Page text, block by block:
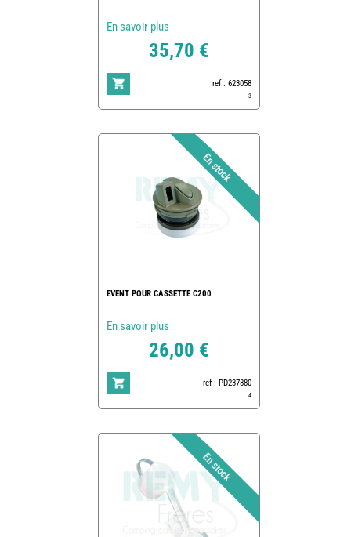
En savoir plus
35,70 €
ref : 623058
3
EVENT POUR CASSETTE C200
En savoir plus
26,00 €
ref : PD237880
4